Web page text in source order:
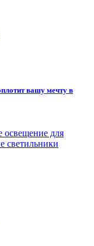
вашу мечту в